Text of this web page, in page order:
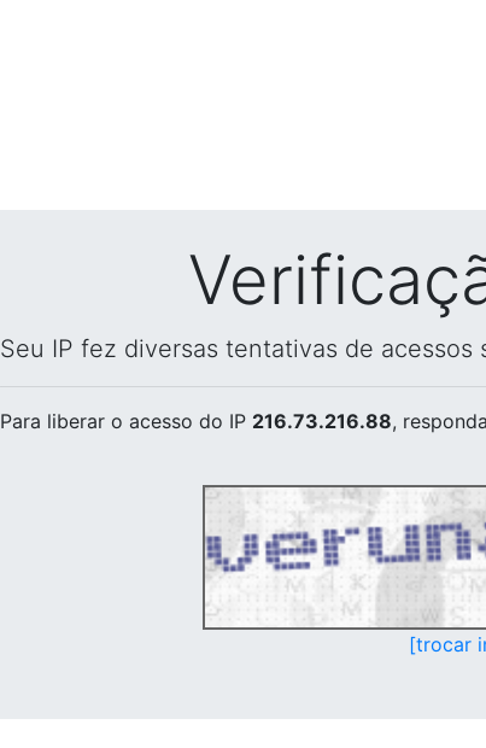
Seu IP fez diversas tentativas de
Para liberar o acesso do IP 216.73.216.88,
[trocar